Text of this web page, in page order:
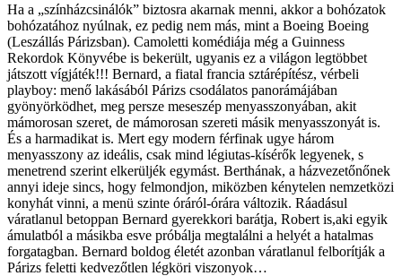
Ha a „színházcsinálók” biztosra akarnak menni, akkor a bohózatok
bohózatához nyúlnak, ez pedig nem más, mint a Boeing Boeing
(Leszállás Párizsban). Camoletti komédiája még a Guinness
Rekordok Könyvébe is bekerült, ugyanis ez a világon legtöbbet
játszott vígjáték!!! Bernard, a fiatal francia sztárépítész, vérbeli
playboy: menő lakásából Párizs csodálatos panorámájában
gyönyörködhet, meg persze meseszép menyasszonyában, akit
mámorosan szeret, de mámorosan szereti másik menyasszonyát is.
És a harmadikat is. Mert egy modern férfinak ugye három
menyasszony az ideális, csak mind légiutas-kísérők legyenek, s
menetrend szerint elkerüljék egymást. Berthának, a házvezetőnőnek
annyi ideje sincs, hogy felmondjon, miközben kénytelen nemzetközi
konyhát vinni, a menü szinte óráról-órára változik. Ráadásul
váratlanul betoppan Bernard gyerekkori barátja, Robert is,aki egyik
ámulatból a másikba esve próbálja megtalálni a helyét a hatalmas
forgatagban. Bernard boldog életét azonban váratlanul felborítják a
Párizs feletti kedvezőtlen légköri viszonyok…